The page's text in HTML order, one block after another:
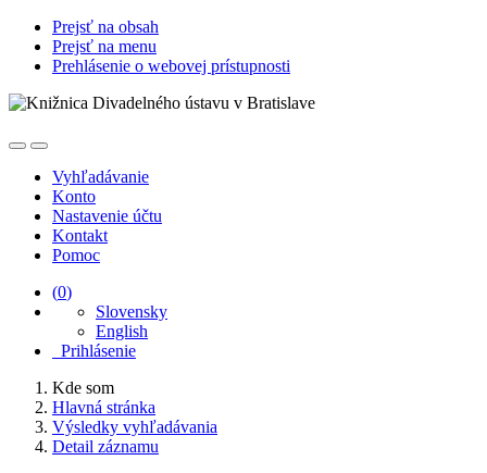
Prejsť na obsah
Prejsť na menu
Prehlásenie o webovej prístupnosti
Vyhľadávanie
Konto
Nastavenie účtu
Kontakt
Pomoc
(0)
Slovensky
English
Prihlásenie
Kde som
Hlavná stránka
Výsledky vyhľadávania
Detail záznamu